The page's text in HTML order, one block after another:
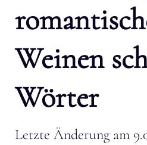
Weinen
Wörter
Letzte Änderung am